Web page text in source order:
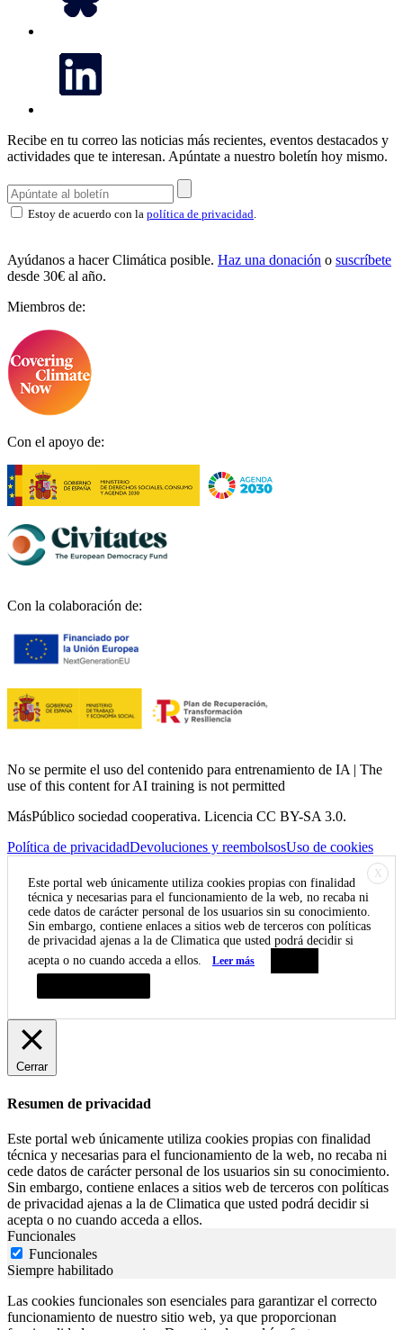
Recibe en tu correo las noticias más recientes, eventos destacados y
actividades que te interesan. Apúntate a nuestro boletín hoy mismo.
Estoy de acuerdo con la política de privacidad.
Ayúdanos a hacer Climática posible. Haz una donación o suscríbete
desde 30€ al año.
Miembros de:
Con el apoyo de:
Con la colaboración de:
No se permite el uso del contenido para entrenamiento de IA | The
use of this content for AI training is not permitted
MásPúblico sociedad cooperativa. Licencia CC BY-SA 3.0.
Política de privacidadDevoluciones y reembolsosUso de cookies
X
Este portal web únicamente utiliza cookies propias con finalidad
técnica y necesarias para el funcionamiento de la web, no recaba ni
cede datos de carácter personal de los usuarios sin su conocimiento.
Sin embargo, contiene enlaces a sitios web de terceros con políticas
de privacidad ajenas a la de Climatica que usted podrá decidir si
acepta o no cuando acceda a ellos.
Leer más
Cerrar
Resumen de privacidad
Este portal web únicamente utiliza cookies propias con finalidad
técnica y necesarias para el funcionamiento de la web, no recaba ni
cede datos de carácter personal de los usuarios sin su conocimiento.
Sin embargo, contiene enlaces a sitios web de terceros con políticas
de privacidad ajenas a la de Climatica que usted podrá decidir si
acepta o no cuando acceda a ellos.
Funcionales
Funcionales
Siempre habilitado
Las cookies funcionales son esenciales para garantizar el correcto
funcionamiento de nuestro sitio web, ya que proporcionan